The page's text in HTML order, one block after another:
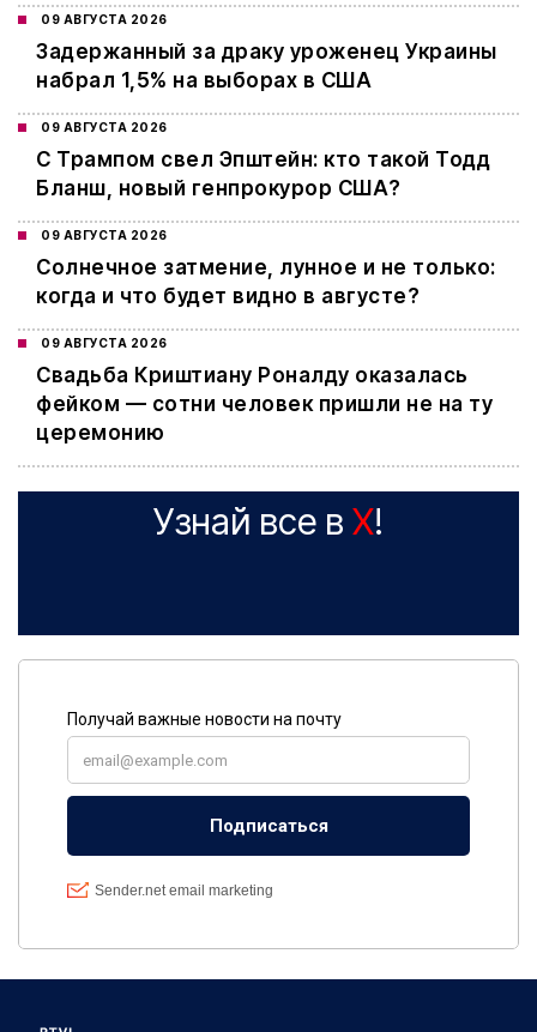
09 АВГУСТА 2026
Задержанный за драку уроженец Украины
набрал 1,5% на выборах в США
09 АВГУСТА 2026
С Трампом свел Эпштейн: кто такой Тодд
Бланш, новый генпрокурор США?
09 АВГУСТА 2026
Cолнечное затмение, лунное и не только:
когда и что будет видно в августе?
09 АВГУСТА 2026
Свадьба Криштиану Роналду оказалась
фейком — сотни человек пришли не на ту
церемонию
Узнай все в X!